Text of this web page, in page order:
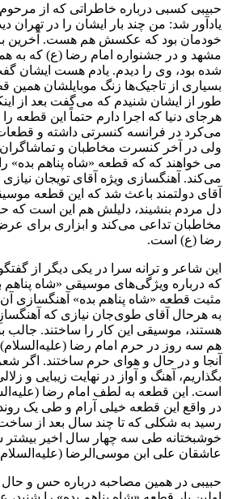
حبیبی کسبی درباره خاطراتی که از
یادآور شد: من چند بار ایشان را در تهران
خودمان بود که عکسش هم هست. آخرین
مشهد و در جشنواره امام رضا (ع) که به
شده بود، وی را دیدم. یادم هست ایشان
بسیاری از تاجیک‌ها زنگ موبایلشان همین
طور از ایشان شنیدم که می‌گفت بعد از
هرجای دنیا که اجرا دارم حتماً این قطعه
می‌کرد در فرانسه کنسرتی داشته و
ولی در آخر کنسرت مخاطبان و
می خواهند که که قطعه «شاه پناهم بده» را
می‌کند. آهنگسازی ویژه آقای تویجان
آقای دولتمند باعث شد که این قطعه
دل مردم بنشیند، دلیلش هم این است که
مخاطبان تداعی می‌کند و ابزاری برای
رضا (ع) است.
این شاعر و ترانه سرا در یکی دیگر از
که درباره ویژگی‌های موسیقی «شاه
مثبت قطعه «شاه پناهم بده» آهنگسازی آن
به هرحال آقای طوی‌جان نیازی که
هستند، موسیقی این کار را ساختند. جالب
هم سه روز در حرم امام رضا (علیه‌السلام)
آنجا و در حال و هوای حرم ساختند. اگر شعر
بگذاریم، آهنگ و آواز در نهایت زیبایی و
است. این قطعه به لطف امام رضا
در واقع این قطعه خیلی آرام و طی یک
رسید به شکلی که تا چند سال بعد از ساخت
خوشبختانه طی سه چهار سال اخیر بیشتر
عاشقان علی ابن موسی‌الرضا
حبیبی در همین مصاحبه درباره حس و حال